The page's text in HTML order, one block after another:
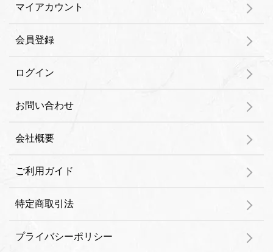
マイアカウント
会員登録
ログイン
お問い合わせ
会社概要
ご利用ガイド
特定商取引法
プライバシーポリシー